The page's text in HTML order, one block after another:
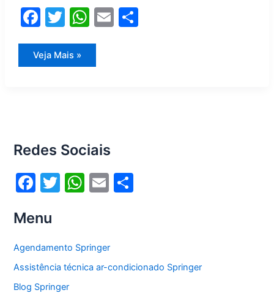
F
c
k
T
itt
W E S
Higienização
Veja Mais »
Redes Sociais
F
c
e
b
o
T
er
W
s
A
E
l
Menu
Agendamento Springer
Assistência técnica ar-condicionado Springer
Blog Springer